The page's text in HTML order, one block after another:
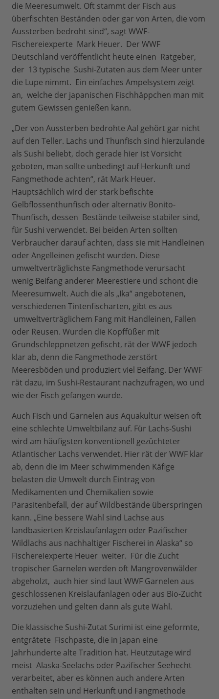
die Meeresumwelt. Oft stammt der Fisch aus
überfischten Beständen oder gar von Arten, die vom
Aussterben bedroht sind“, sagt WWF-
Fischereiexperte Mark Heuer. Der WWF
Deutschland veröffentlicht heute einen Ratgeber,
der 13 typische Sushi-Zutaten aus dem Meer unter
die Lupe nimmt. Ein einfaches Ampelsystem zeigt
an, welche der japanischen Fischhäppchen man mit
gutem Gewissen genießen kann.
„Der von Aussterben bedrohte Aal gehört gar nicht
auf den Teller. Lachs und Thunfisch sind hierzulande
als Sushi beliebt, doch gerade hier ist Vorsicht
geboten, man sollte unbedingt auf Herkunft und
Fangmethode achten“, rät Mark Heuer.
Hauptsächlich wird der stark befischte
Gelbflossenthunfisch oder alternativ Bonito-
Thunfisch, dessen Bestände teilweise stabiler sind,
für Sushi verwendet. Bei beiden Arten sollten
Verbraucher darauf achten, dass sie mit Handleinen
oder Angelleinen gefischt wurden. Diese
umweltverträglichste Fangmethode verursacht
wenig Beifang anderer Meerestiere und schont die
Meeresumwelt. Auch die als „Ika“ angebotenen,
verschiedenen Tintenfischarten, gibt es aus
umweltverträglichem Fang mit Handleinen, Fallen
oder Reusen. Wurden die Kopffüßer mit
Grundschleppnetzen gefischt, rät der WWF jedoch
klar ab, denn die Fangmethode zerstört
Meeresböden und produziert viel Beifang. Der WWF
rät dazu, im Sushi-Restaurant nachzufragen, wo und
wie der Fisch gefangen wurde.
Auch Fisch und Garnelen aus Aquakultur weisen oft
eine schlechte Umweltbilanz auf. Für Lachs-Sushi
wird am häufigsten konventionell gezüchteter
Atlantischer Lachs verwendet. Hier rät der WWF klar
ab, denn die im Meer schwimmenden Käfige
belasten die Umwelt durch Eintrag von
Medikamenten und Chemikalien sowie
Parasitenbefall, der auf Wildbestände überspringen
kann. „Eine bessere Wahl sind Lachse aus
landbasierten Kreislaufanlagen oder Pazifischer
Wildlachs aus nachhaltiger Fischerei in Alaska“ so
Fischereiexperte Heuer weiter. Für die Zucht
tropischer Garnelen werden oft Mangrovenwälder
abgeholzt, auch hier sind laut WWF Garnelen aus
geschlossenen Kreislaufanlagen oder aus Bio-Zucht
vorzuziehen und gelten dann als gute Wahl.
Die klassische Sushi-Zutat Surimi ist eine geformte,
entgrätete Fischpaste, die in Japan eine
Jahrhunderte alte Tradition hat. Heutzutage wird
meist Alaska-Seelachs oder Pazifischer Seehecht
verarbeitet, aber es können auch andere Arten
enthalten sein und Herkunft und Fangmethode